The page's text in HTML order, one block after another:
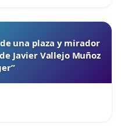
una plaza y mirador
Javier Vallejo Muñoz